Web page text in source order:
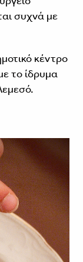
συχνά με
κέντρο
το ίδρυμα